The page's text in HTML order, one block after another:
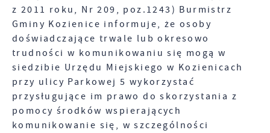
z 2011 roku, Nr 209, poz.1243) Burmistrz
Gminy Kozienice informuje, że osoby
doświadczające trwale lub okresowo
trudności w komunikowaniu się mogą w
siedzibie Urzędu Miejskiego w Kozienicach
przy ulicy Parkowej 5 wykorzystać
przysługujące im prawo do skorzystania z
pomocy środków wspierających
komunikowanie się, w szczególności
Zapoznaj się z POLITYKĄ PRYWATNOŚCI I PLIKÓW
COOKIES .
internetowej zapamiętanie wprowadzonych przez
Ciebie ustawień oraz personalizację określonych
funkcjonalności czy prezentowanych treści.
Dzięki tym plikom cookies możemy zapewnić Ci
większy komfort korzystania z funkcjonalności
naszej strony poprzez dopasowanie jej do Twoich
indywidualnych preferencji. Wyrażenie zgody na
funkcjonalne i personalizacyjne pliki cookies
gwarantuje dostępność większej ilości funkcji na
stronie.
Więcej
Analityczne
Analityczne pliki cookies pomagają nam rozwijać
się i dostosowywać do Twoich potrzeb.